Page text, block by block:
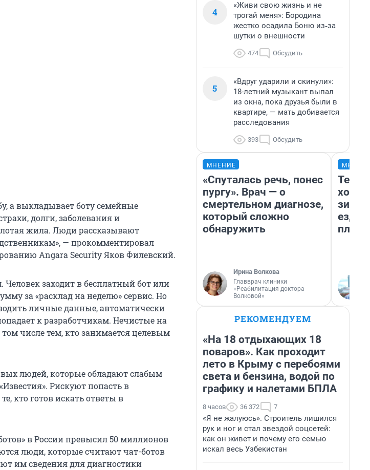
а выкладывает боту семейные
долги, заболевания и
жила. Люди рассказывают
— прокомментировал
Angara Security Яков Филевский.
заходит в бесплатный бот или
за «расклад на неделю» сервис. Но
личные данные, автоматически
к разработчикам. Нечистые на
числе тем, кто занимается целевым
людей, которые обладают слабым
Рискуют попасть в
кто готов искать ответы в
в России превысил 50 миллионов
люди, которые считают чат-ботов
им сведения для диагностики
4
«Живи свою жизнь и не
трогай меня»: Бородина
жестко осадила Боню из‑за
шутки о внешности
474 Обсудить
5
«Вдруг ударили и скинули»:
18-летний музыкант выпал
из окна, пока друзья были в
квартире, — мать добивается
расследования
393 Обсудить
МНЕНИЕ
«Спуталась речь, понес
пургу». Врач — о
смертельном диагнозе,
который сложно
обнаружить
Ирина Волкова
Главврач клиники
«Реабилитация доктора
Волковой»
ездит
РЕКОМЕНДУЕМ
«На 18 отдыхающих 18
поваров». Как проходит
лето в Крыму с перебоями
света и бензина, водой по
графику и налетами БПЛА
8 часов 36 372 7
«Я не жалуюсь». Строитель лишился
рук и ног и стал звездой соцсетей:
как он живет и почему его семью
искал весь Узбекистан